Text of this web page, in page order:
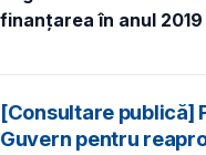
finanţarea în anul
[Consultare publică]
Guvern pentru